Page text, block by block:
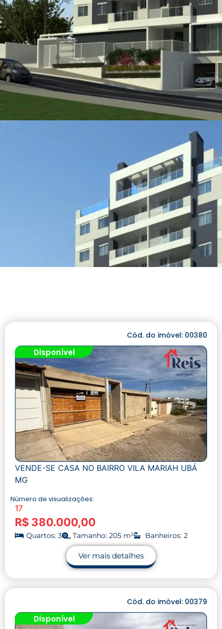
Cód. do imóvel: 00380
Disponível
VENDE-SE CASA NO BAIRRO VILA MARIAH UBÁ
MG
Número de visualizações:
17
R$ 380.000,00
Quartos: 3 Tamanho: 205 m² Banheiros: 2
Ver mais detalhes
Cód. do imóvel: 00379
Disponível